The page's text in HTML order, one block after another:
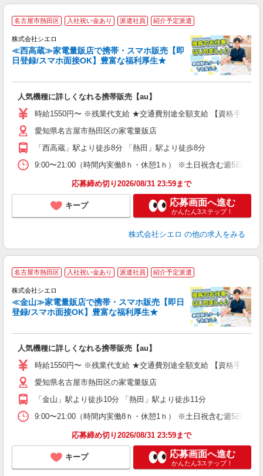
名古屋市熱田区 入社祝い金あり 派遣社員 紹介予定派遣
株式会社シエロ
≪西高蔵≫家電量販店で携帯・スマホ販売【即
日登録/スマホ面接OK】豊富な福利厚生★
人気機種に詳しくなれる携帯販売【au】
時給1550円〜 ※残業代支給 ★交通費別途全額支給 【資格手当制
愛知県名古屋市熱田区の家電量販店
「西高蔵」駅より徒歩8分 「熱田」駅より徒歩8分
9:00〜21:00（時間内実働8ｈ・休憩1ｈ） ※土日祝含む週5日勤務
応募締め切り2026/08/31 23:59まで
キープ 応募画面へ進む
かんたん3ステップ！
株式会社シエロ の他の求人をみる
名古屋市熱田区 入社祝い金あり 派遣社員 紹介予定派遣
株式会社シエロ
≪金山≫家電量販店で携帯・スマホ販売【即日
登録/スマホ面接OK】豊富な福利厚生★
人気機種に詳しくなれる携帯販売【au】
時給1550円〜 ※残業代支給 ★交通費別途全額支給 【資格手当制
愛知県名古屋市熱田区の家電量販店
「金山」駅より徒歩10分 「熱田」駅より徒歩11分
9:00〜21:00（時間内実働8ｈ・休憩1ｈ） ※土日祝含む週5日勤務
応募締め切り2026/08/31 23:59まで
キープ 応募画面へ進む
かんたん3ステップ！